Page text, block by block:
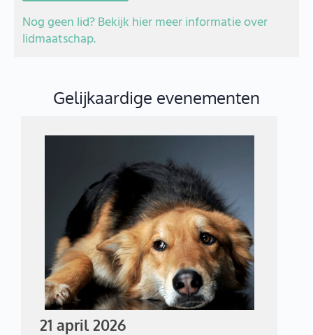
Nog geen lid? Bekijk hier meer informatie over
lidmaatschap.
Gelijkaardige evenementen
21 april 2026